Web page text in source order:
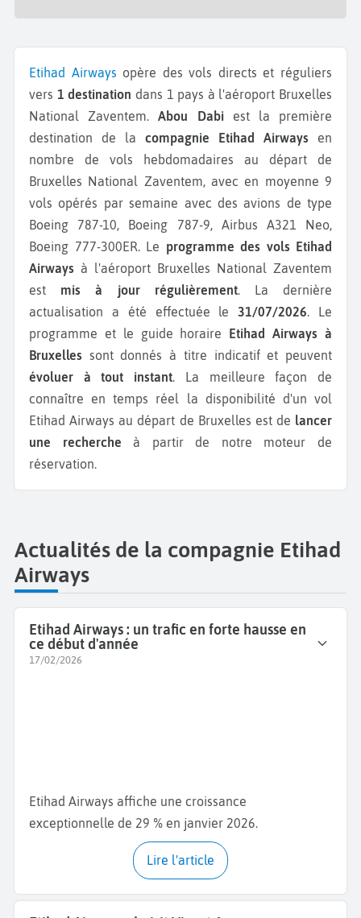
Etihad Airways opère des vols directs et réguliers
vers 1 destination dans 1 pays à l'aéroport Bruxelles
National Zaventem.Abou Dabiest la première
destination de la compagnie Etihad Airways en
nombre de vols hebdomadaires au départ de
Bruxelles National Zaventem, avec en moyenne 9
vols opérés par semaine avec des avions de type
Boeing 787-10, Boeing 787-9, Airbus A321 Neo,
Boeing 777-300ER. Le programme des vols Etihad
Airways à l'aéroport Bruxelles National Zaventem
est mis à jour régulièrement. La dernière
actualisation a été effectuée le 31/07/2026 . Le
programme et le guide horaire Etihad Airways à
Bruxelles sont donnés à titre indicatif et peuvent
évoluer à tout instant . La meilleure façon de
connaître en temps réel la disponibilité d'un vol
Etihad Airways au départ de Bruxelles est de
lancer
une recherche à partir de notre moteur de
réservation.
Actualités de la compagnie Etihad
Airways
Etihad Airways : un trafic en forte hausse en
ce début d'année
17/02/2026
Etihad Airways affiche une croissance
exceptionnelle de 29 % en janvier 2026.
Lire l'article